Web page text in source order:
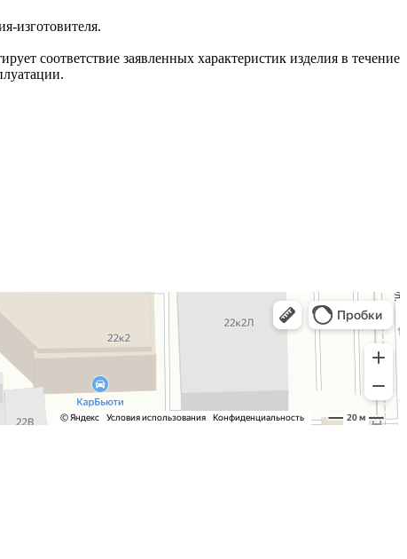
изготовителя.
соответствие заявленных характеристик изделия в течение